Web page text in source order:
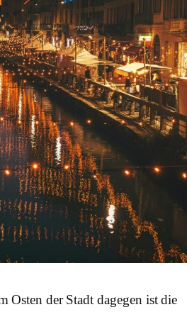
Osten der Stadt dagegen ist die